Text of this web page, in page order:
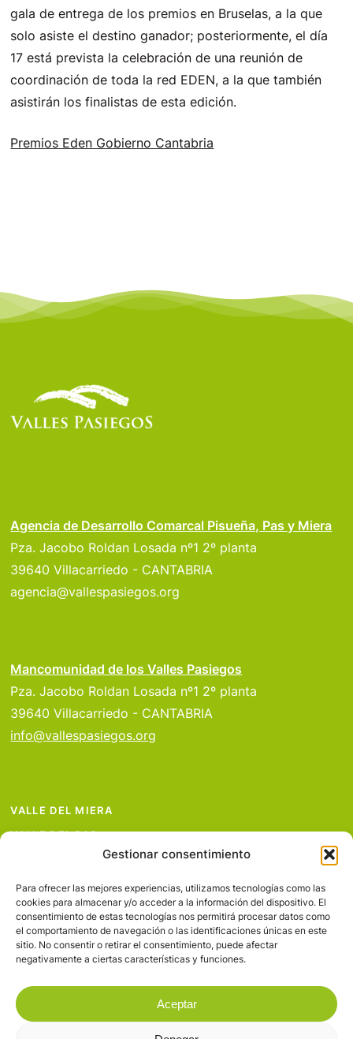
Gestionar consentimiento
Para ofrecer las mejores experiencias, utilizamos tecnologías como las
cookies para almacenar y/o acceder a la información del dispositivo. El
consentimiento de estas tecnologías nos permitirá procesar datos como
el comportamiento de navegación o las identificaciones únicas en este
sitio. No consentir o retirar el consentimiento, puede afectar
negativamente a ciertas características y funciones.
Aceptar
gala de entrega de los premios en Bruselas, a la que
solo asiste el destino ganador; posteriormente, el día
17 está prevista la celebración de una reunión de
coordinación de toda la red EDEN, a la que también
asistirán los finalistas de esta edición.
Premios Eden Gobierno Cantabria
Agencia de Desarrollo Comarcal Pisueña, Pas y Miera
Pza. Jacobo Roldan Losada nº1 2º planta
39640 Villacarriedo - CANTABRIA
agencia@vallespasiegos.org
Mancomunidad de los Valles Pasiegos
Pza. Jacobo Roldan Losada nº1 2º planta
39640 Villacarriedo - CANTABRIA
info@vallespasiegos.org
VALLE DEL MIERA
VALLE DEL PAS
VALLE DEL PISUEÑA
PROYECTOS
SERVICIOS
AVISO LEGAL